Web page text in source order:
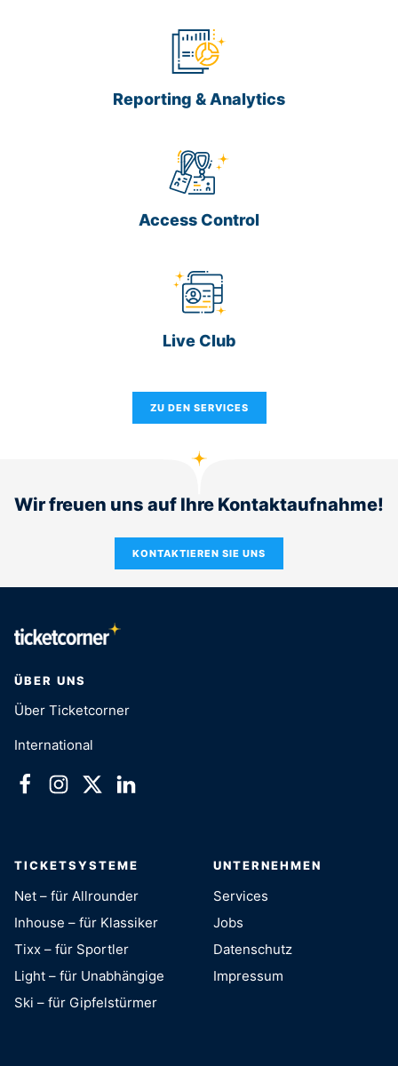
Reporting & Analytics
Access Control
Live Club
ZU DEN SERVICES
Wir freuen uns auf Ihre Kontaktaufnahme!
KONTAKTIEREN SIE UNS
ÜBER UNS
Über Ticketcorner
International
TICKETSYSTEME
Net – für Allrounder
Inhouse – für Klassiker
Tixx – für Sportler
Light – für Unabhängige
Ski – für Gipfelstürmer
UNTERNEHMEN
Services
Jobs
Datenschutz
Impressum